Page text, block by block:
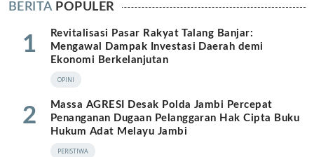
BERITAPOPULER
1
Revitalisasi Pasar Rakyat Talang Banjar:
Mengawal Dampak Investasi Daerah demi
Ekonomi Berkelanjutan
OPINI
2
Massa AGRESI Desak Polda Jambi Percepat
Penanganan Dugaan Pelanggaran Hak Cipta Buku
Hukum Adat Melayu Jambi
PERISTIWA